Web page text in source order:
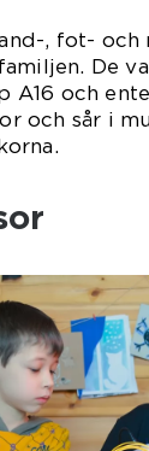
, fot-
De
och
och sår i